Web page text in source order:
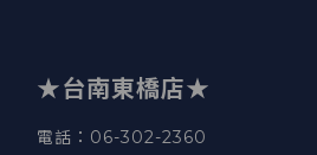
★台南東橋店★
電話 ：06-302-2360